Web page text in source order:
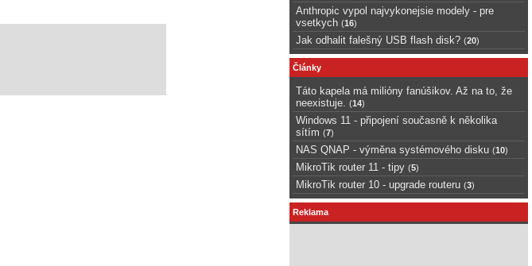
Anthropic vypol najvykonejsie modely - pre
vsetkych (16)
Jak odhalit falešný USB flash disk? (20)
Články
Táto kapela má milióny fanúšikov. Až na to, že
neexistuje.
(14)
Windows 11 - připojení současně k několika
sítím (7)
NAS QNAP - výměna systémového disku (10)
MikroTik router 11 - tipy (5)
MikroTik router 10 - upgrade routeru (3)
Reklama